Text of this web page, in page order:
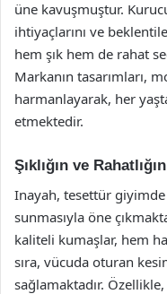
üne kavuşmuştur.
ihtiyaçlarını ve
hem şık hem de rahat
Markanın tasarımları,
harmanlayarak, her
etmektedir.
Şıklığın ve
Inayah, tesettür giyimde
sunmasıyla öne
kaliteli kumaşlar, hem
sıra, vücuda oturan
sağlamaktadır.